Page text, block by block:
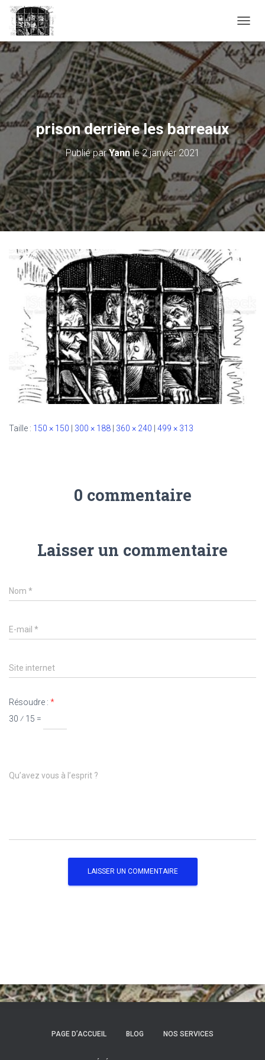
É
P
L
E
R
L
A
N
A
V
G
A
T
I
O
N
prison derrière les barreaux
Publié parYannle2 janvier 2021
Taille : 150 × 150 300 × 188 360 × 240 499 × 313
0 commentaire
Laisser un commentaire
Nom *
E-mail *
Site internet
Résoudre : *
30 ⁄ 15 =
Qu’avez vous à l’esprit ?
PAGE D’ACCUEIL BLOG NOS SERVICES